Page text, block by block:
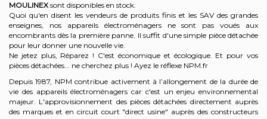
MOULINEXsont disponibles en stock.
Quoi qu'en disent les vendeurs de produits finis et les SAV des grandes
enseignes, nos appareils électroménagers ne sont pas voués aux
encombrants dès la première panne. Il suffit d'une simple pièce détachée
pour leur donner une nouvelle vie.
Ne jetez plus, Réparez ! C'est économique et écologique. Et pour vos
pièces détachées... ne cherchez plus ! Ayez le réflexe NPM.fr
Depuis 1987, NPM contribue activement à l’allongement de la durée de
vie des appareils électroménagers car c'est un enjeu environnemental
majeur. L'approvisionnement des pièces détachées directement auprès
des marques et en circuit court "direct usine" auprès des constructeurs